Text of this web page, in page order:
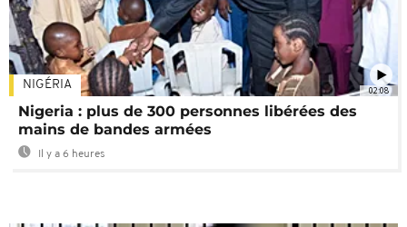
02:08
NIGÉRIA
Nigeria : plus de 300 personnes libérées des
mains de bandes armées
Il y a 6 heures